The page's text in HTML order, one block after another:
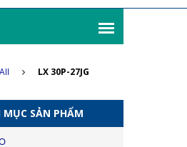
All LX 30P-27JG
MỤC SẢN PHẨM